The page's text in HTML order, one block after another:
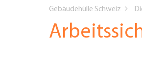
are
Gebäudehülle Schweiz